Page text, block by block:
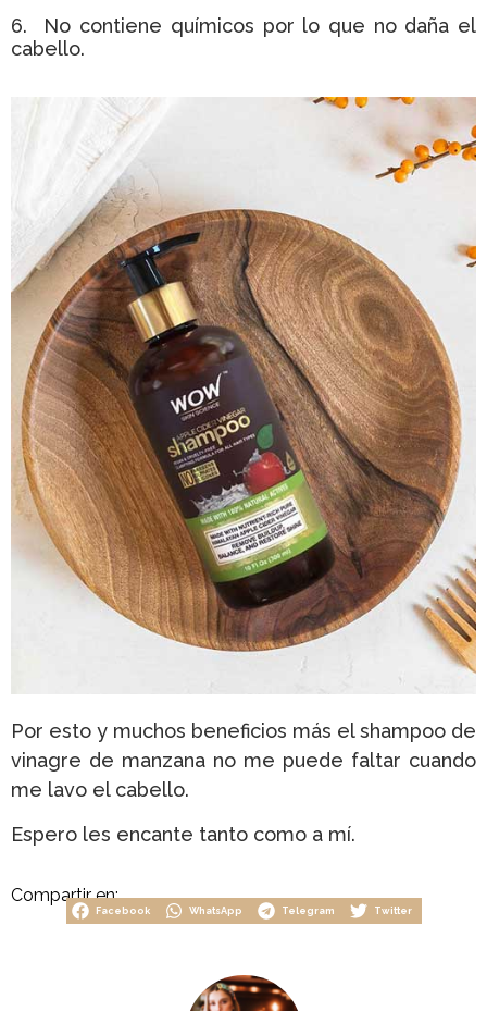
6. No contiene químicos por lo que no daña el
cabello.
Por esto y muchos beneficios más el shampoo de
vinagre de manzana no me puede faltar cuando
me lavo el cabello.
Espero les encante tanto como a mí.
Compartir en:
Facebook WhatsApp Telegram Twitter